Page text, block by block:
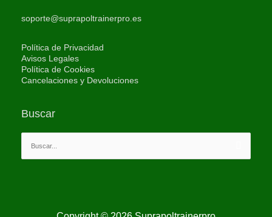
soporte@suprapoltrainerpro.es
Política de Privacidad
Avisos Legales
Política de Cookies
Cancelaciones y Devoluciones
Buscar
Buscar
por: